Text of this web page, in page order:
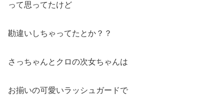
って思ってたけど
勘違いしちゃってたとか？？
さっちゃんとクロの次女ちゃんは
お揃いの可愛いラッシュガードで